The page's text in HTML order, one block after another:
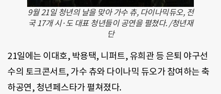
9월 21일 청년의 날을 맞아 가수 츄, 다이나믹듀오, 전
국 17개 시·도 대표 청년들이 공연을 펼쳤다. /청년재
단
21일에는 이대호, 박용택, 니퍼트, 유희관 등 은퇴 야구선
수의 토크콘서트, 가수 츄와 다이나믹 듀오가 참여하는 축
하공연, 청년페스타가 펼쳐졌다.